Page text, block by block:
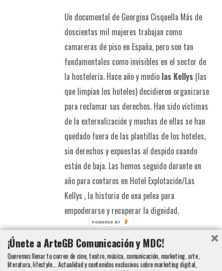
Un documental de Georgina Cisquella Más de
doscientas mil mujeres trabajan como
camareras de piso en España, pero son tan
fundamentales como invisibles en el sector de
la hostelería. Hace año y medio las Kellys (las
que limpian los hoteles) decidieron organizarse
para reclamar sus derechos. Han sido víctimas
de la externalización y muchas de ellas se han
quedado fuera de las plantillas de los hoteles,
sin derechos y expuestas al despido cuando
están de baja. Las hemos seguido durante un
año para contaros en Hotel Explotación/Las
Kellys , la historia de una pelea para
empoderarse y recuperar la dignidad.
¡Únete a ArteGB Comunicación y MDC!
Queremos llenar tu correo de cine, teatro, música, comunicación, marketing, arte,
literatura, lifestyle... Actualidad y contenidos exclusivos sobre marketing digital,
POWERED BY